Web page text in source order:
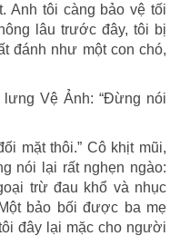
Anh tôi càng bảo vệ tối
lâu trước đây, tôi bị
đánh như một con chó,
Vệ Ảnh: “Đừng nói
mặt thôi.” Cô khịt mũi,
nói lại rất nghẹn ngào:
trừ đau khổ và nhục
bảo bối được ba mẹ
đây lại mặc cho người